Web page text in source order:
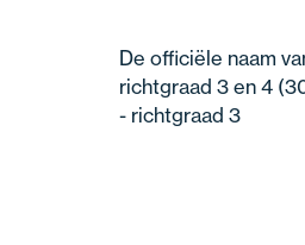
De officiële naam
richtgraad 3 en 4
- richtgraad 3